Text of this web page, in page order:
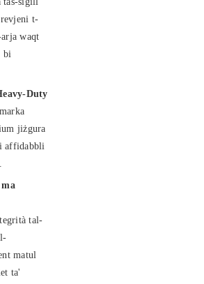
t-
waqt
bi
Duty
jiżgura
affidabbli
tal-
matul
ta'